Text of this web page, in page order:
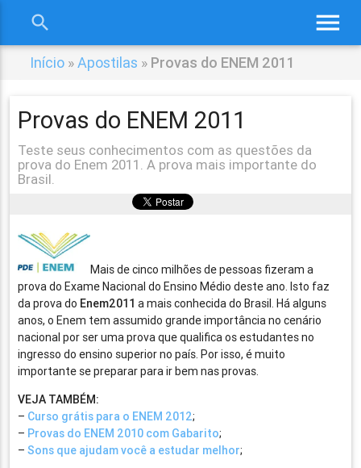
menu
search
Início »Apostilas » Provas do ENEM 2011
Provas do ENEM 2011
Teste seus conhecimentos com as questões da
prova do Enem 2011. A prova mais importante do
Brasil.
Mais de cinco milhões de pessoas fizeram a
prova do Exame Nacional do Ensino Médio deste ano. Isto faz
da prova do Enem2011 a mais conhecida do Brasil. Há alguns
anos, o Enem tem assumido grande importância no cenário
nacional por ser uma prova que qualifica os estudantes no
ingresso do ensino superior no país. Por isso, é muito
importante se preparar para ir bem nas provas.
VEJA TAMBÉM:
– Curso grátis para o ENEM 2012;
– Provas do ENEM 2010 com Gabarito;
–Sons que ajudam você a estudar melhor;